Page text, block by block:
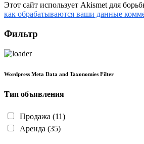
Этот сайт использует Akismet для
как обрабатываются ваши данные
Фильтр
Wordpress Meta Data and Taxonomies Filter
Тип объявления
Продажа (11)
Аренда (35)